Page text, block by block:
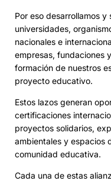
Por eso desarrollamos
universidades,
nacionales e
empresas, fundaciones
formación de nuestros
proyecto educativo.
Estos lazos generan
certificaciones
proyectos solidarios,
ambientales y espacios
comunidad educativa.
Cada una de estas